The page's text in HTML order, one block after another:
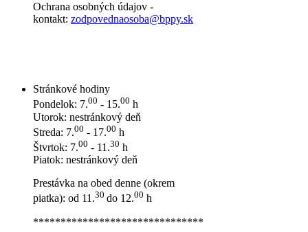
Ochrana osobných údajov -
kontakt: zodpovednaosoba@bppy.sk
Stránkové hodiny
Pondelok: 7.00 - 15.00 h
Utorok: nestránkový deň
Streda: 7.00 - 17.00 h
Štvrtok: 7.00 - 11.30 h
Piatok: nestránkový deň
Prestávka na obed denne (okrem
piatka): od 11.30 do 12.00 h
*******************************